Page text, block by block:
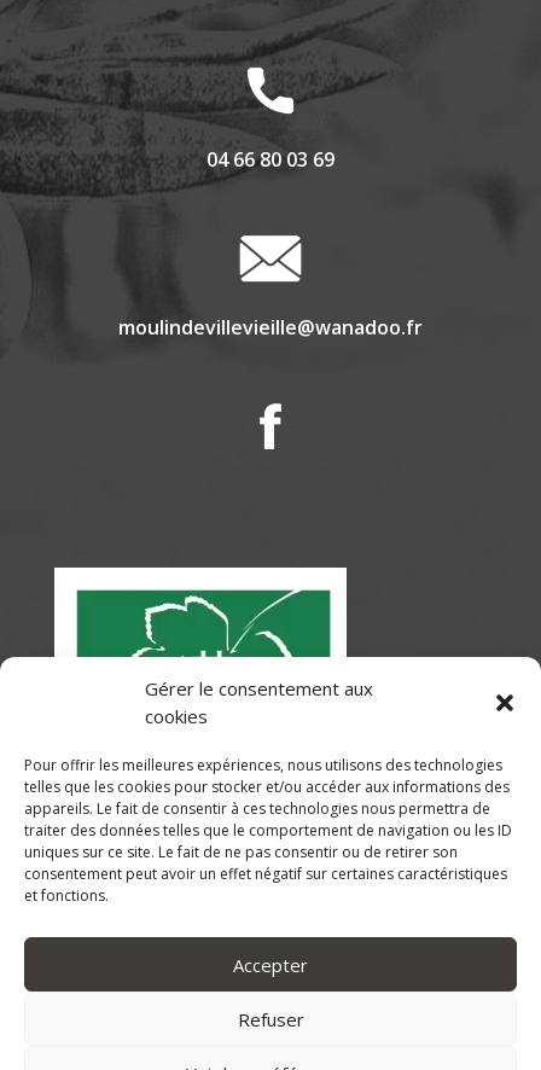
Gérer le consentement aux
cookies
Pour offrir les meilleures expériences, nous utilisons des technologies
telles que les cookies pour stocker et/ou accéder aux informations des
appareils. Le fait de consentir à ces technologies nous permettra de
traiter des données telles que le comportement de navigation ou les ID
uniques sur ce site. Le fait de ne pas consentir ou de retirer son
consentement peut avoir un effet négatif sur certaines caractéristiques
et fonctions.
Accepter
Refuser
04 66 80 03 69
moulindevillevieille@wanadoo.fr